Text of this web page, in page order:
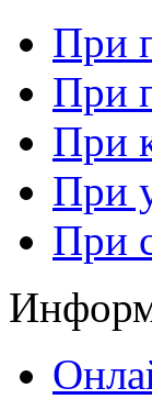
При
При
При
При
При